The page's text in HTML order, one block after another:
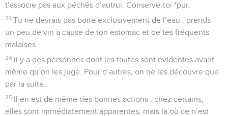
t’associe pas aux péchés d’autrui. Conserve-toi *pur.
23 Tu ne devrais pas boire exclusivement de l’eau : prends
un peu de vin à cause de ton estomac et de tes fréquents
malaises.
24 Il y a des personnes dont les fautes sont évidentes avant
même qu’on les juge. Pour d’autres, on ne les découvre que
par la suite.
25 Il en est de même des bonnes actions : chez certains,
elles sont immédiatement apparentes, mais là où ce n’est